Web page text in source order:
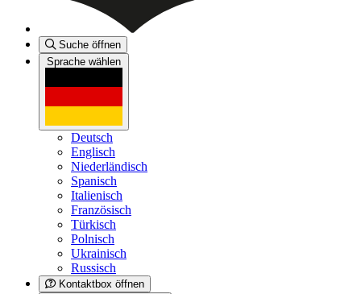
Suche öffnen
Sprache wählen
Deutsch
Englisch
Niederländisch
Spanisch
Italienisch
Französisch
Türkisch
Polnisch
Ukrainisch
Russisch
Kontaktbox öffnen